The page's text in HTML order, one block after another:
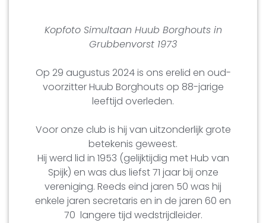
Kopfoto Simultaan Huub Borghouts in
Grubbenvorst 1973
Op 29 augustus 2024 is ons erelid en oud-
voorzitter Huub Borghouts op 88-jarige
leeftijd overleden.
Voor onze club is hij van uitzonderlijk grote
betekenis geweest.
Hij werd lid in 1953 (gelijktijdig met Hub van
Spijk) en was dus liefst 71 jaar bij onze
vereniging. Reeds eind jaren 50 was hij
enkele jaren secretaris en in de jaren 60 en
70 langere tijd wedstrijdleider.